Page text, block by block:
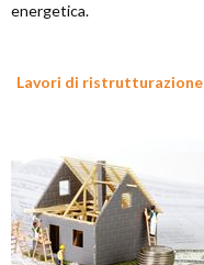
energetica.
Lavori di ristrutturazione